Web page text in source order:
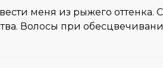
меня из рыжего оттенка.
Волосы при